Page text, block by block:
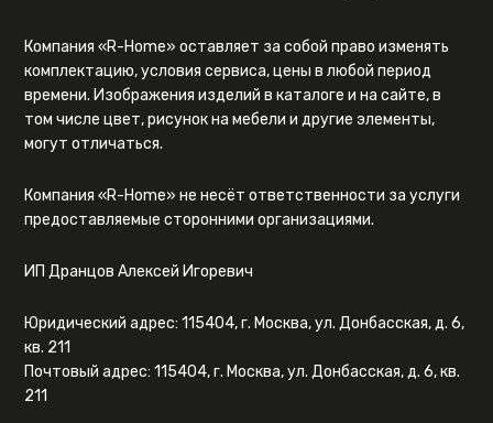
Компания «R-Home» оставляет за собой право изменять
комплектацию, условия сервиса, цены в любой период
времени. Изображения изделий в каталоге и на сайте, в
том числе цвет, рисунок на мебели и другие элементы,
могут отличаться.
Компания «R-Home» не несёт ответственности за услуги
предоставляемые сторонними организациями.
ИП Дранцов Алексей Игоревич
Юридический адрес: 115404, г. Москва, ул. Донбасская, д. 6,
кв. 211
Почтовый адрес: 115404, г. Москва, ул. Донбасская, д. 6, кв.
211